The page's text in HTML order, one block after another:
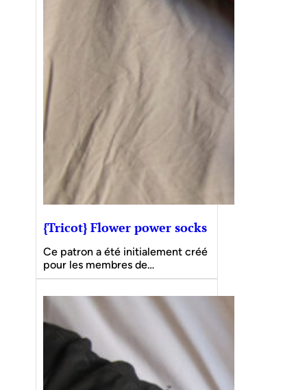
{Tricot} Flower power socks
Ce patron a été initialement créé
pour les membres de…